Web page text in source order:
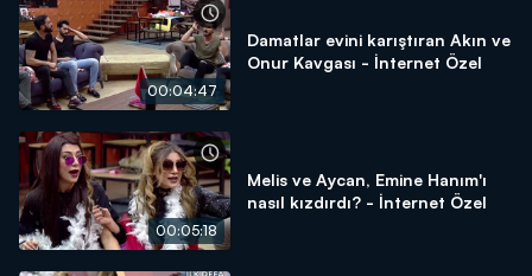
00:04:47
Damatlar evini karıştıran Akın ve
Onur Kavgası - İnternet Özel
00:05:18
Melis ve Aycan, Emine Hanım'ı
nasıl kızdırdı? - İnternet Özel